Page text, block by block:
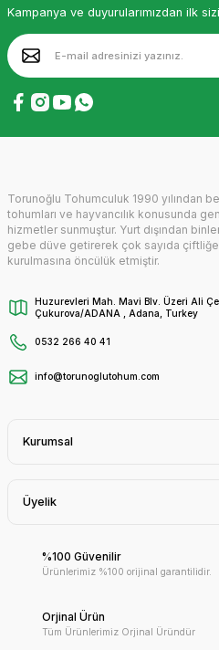
Kampanya ve duyurularımızdan ilk
Torunoğlu Tohumculuk 1990 yılından
tohumları ve hayvancılık konusunda
hizmetler sunmuştur. Yurt dışından
gebe düve getirerek çok sayıda çiftliğe
kurulmasına öncülük etmiştir.
Huzurevleri Mah. Mavi Blv. Üzeri Ali
Çukurova/ADANA , Adana, Turkey
0532 266 40 41
info@torunoglutohum.com
Kurumsal
Üyelik
%100 Güvenilir
Ürünlerimiz %100 orijinal garantilidir.
Orjinal Ürün
Tüm Ürünlerimiz Orjinal Üründür